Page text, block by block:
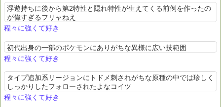
浮遊持ちに後から第2特性と隠れ特性が生えてくる前例を作ったの
が偉すぎるフリャねえ
程々に強くて好き
初代出身の一部のポケモンにありがちな異様に広い技範囲
程々に強くて好き
タイプ追加系リージョンにトドメ刺されがちな原種の中では珍しく
しっかりしたフォローされたよなコイツ
程々に強くて好き